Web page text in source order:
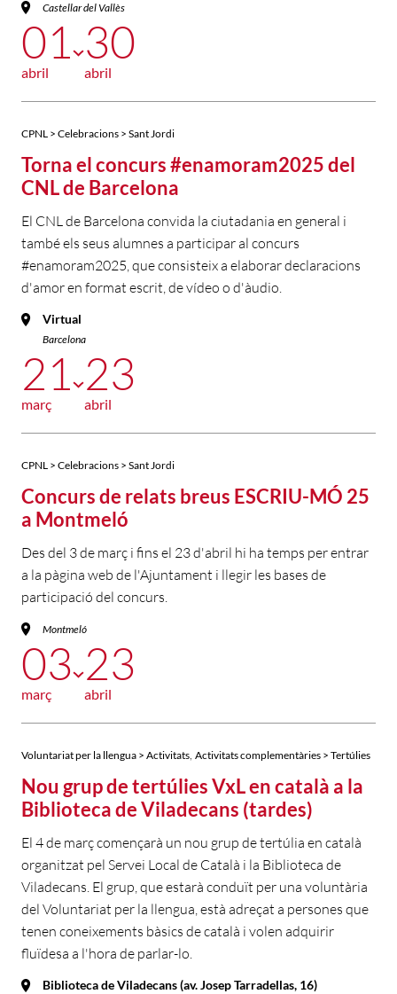
Castellar del Vallès
01
abril
30
abril
CPNL > Celebracions > Sant Jordi
Torna el concurs #enamoram2025 del
CNL de Barcelona
El CNL de Barcelona convida la ciutadania en general i
també els seus alumnes a participar al concurs
#enamoram2025, que consisteix a elaborar declaracions
d'amor en format escrit, de vídeo o d'àudio.
Virtual
Barcelona
21
març
23
abril
CPNL > Celebracions > Sant Jordi
Concurs de relats breus ESCRIU-MÓ 25
a Montmeló
Des del 3 de març i fins el 23 d'abril hi ha temps per entrar
a la pàgina web de l'Ajuntament i llegir les bases de
participació del concurs.
Montmeló
03
març
23
abril
Voluntariat per la llengua > Activitats Activitats complementàries > Tertúlies
Nou grup de tertúlies VxL en català a la
Biblioteca de Viladecans (tardes)
El 4 de març començarà un nou grup de tertúlia en català
organitzat pel Servei Local de Català i la Biblioteca de
Viladecans. El grup, que estarà conduït per una voluntària
del Voluntariat per la llengua, està adreçat a persones que
tenen coneixements bàsics de català i volen adquirir
fluïdesa a l'hora de parlar-lo.
Biblioteca de Viladecans (av. Josep Tarradellas, 16)